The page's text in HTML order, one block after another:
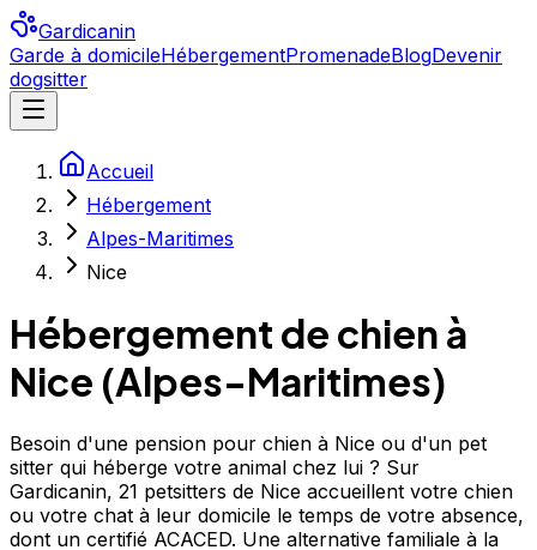
Gardicanin
Garde à domicileHébergementPromenadeBlogDevenir
dogsitter
Accueil
Hébergement
Alpes-Maritimes
Nice
Hébergement de chien à
Nice (Alpes-Maritimes)
Besoin d'une pension pour chien à Nice ou d'un pet
sitter qui héberge votre animal chez lui ? Sur
Gardicanin, 21 petsitters de Nice accueillent votre chien
ou votre chat à leur domicile le temps de votre absence,
dont un certifié ACACED. Une alternative familiale à la